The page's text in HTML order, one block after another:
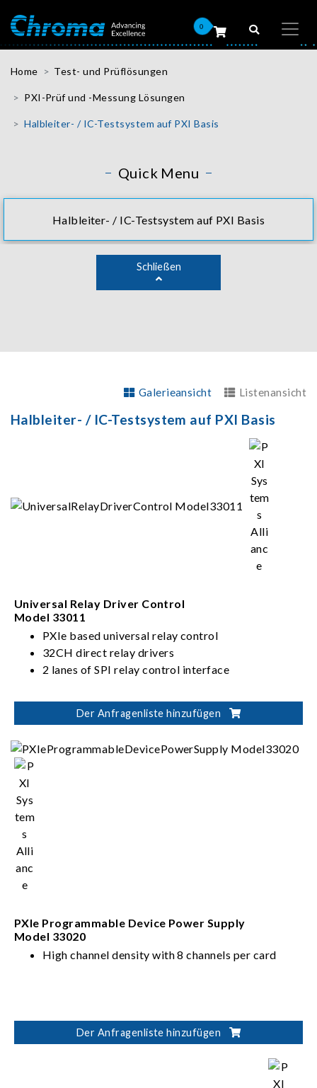
0
Home Test- und Prüflösungen
PXI-Prüf und -Messung Lösungen
Halbleiter- / IC-Testsystem auf PXI Basis
Quick Menu
Halbleiter- / IC-Testsystem auf PXI Basis
Schließen
Galerieansicht Listenansicht
Halbleiter- / IC-Testsystem auf PXI Basis
Universal Relay Driver Control
Model 33011
PXIe based universal relay control
32CH direct relay drivers
2 lanes of SPI relay control interface
Der Anfragenliste hinzufügen
PXIe Programmable Device Power Supply
Model 33020
High channel density with 8 channels per card
Der Anfragenliste hinzufügen